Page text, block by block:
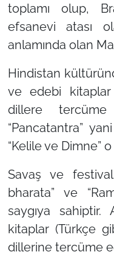
toplamı olup,
efsanevi atası
anlamında olan
Hindistan
ve edebi kitaplar
dillere tercüme
“Pancatantra”
“Kelile ve Dimne”
Savaş ve
bharata” ve
saygıya
kitaplar (Türkçe
dillerine tercüme